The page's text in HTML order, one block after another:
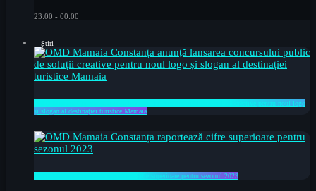
23:00 - 00:00
Știri
OMD Mamaia Constanța anunță lansarea concursului public de soluții creative pentru noul logo
și slogan al destinației turistice Mamaia
OMD Mamaia Constanța raportează cifre superioare pentru sezonul 2023